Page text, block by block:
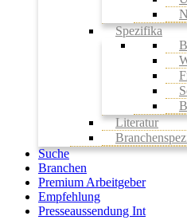
Spezifika
Literatur
Suche
Branchen
Premium Arbeitgeber
Empfehlung
Presseaussendung Int